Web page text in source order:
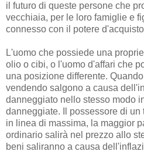
il futuro di queste persone che
vecchiaia, per le loro famiglie e
connesso con il potere
L'uomo che possiede una
olio o cibi, o l'uomo d'affari che
una posizione differente.
vendendo salgono a causa
danneggiato nello stesso modo
danneggiate. Il possessore di un
in linea di massima, la maggior
ordinario salirà nel prezzo allo
beni saliranno a causa